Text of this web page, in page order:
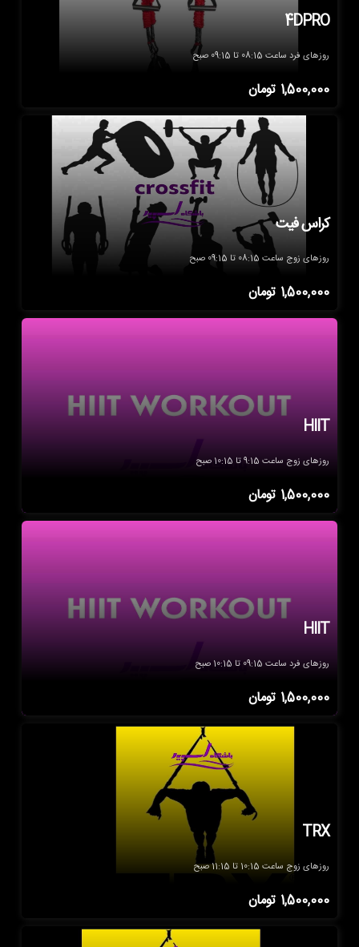
4DPRO
روزهای فرد ساعت 08:15 تا 09:15 صبح
1,500,000 تومان
کراس فیت
روزهای زوج ساعت 08:15 تا 09:15 صبح
1,500,000 تومان
HIIT
روزهای زوج ساعت 9:15 تا 10:15 صبح
1,500,000 تومان
HIIT
روزهای فرد ساعت 09:15 تا 10:15 صبح
1,500,000 تومان
TRX
روزهای زوج ساعت 10:15 تا 11:15 صبح
1,500,000 تومان